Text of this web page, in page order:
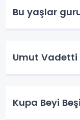
Bu yaşlar
Umut Vadetti
Kupa Beyi